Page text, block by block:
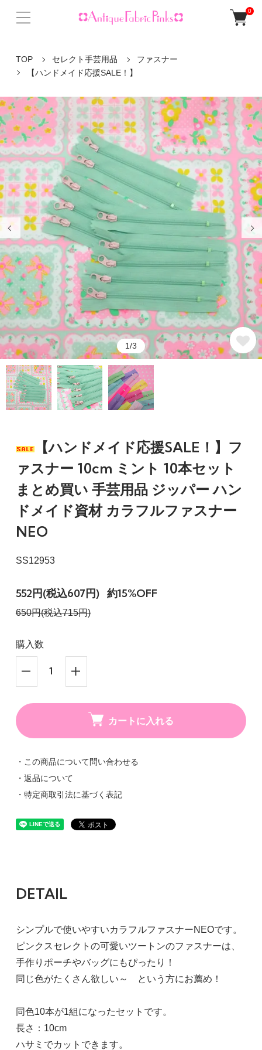
0
TOP セレクト手芸用品
ファスナー
【ハンドメイド応援SALE！】
1/3
【ハンドメイド応援SALE！】フ
ァスナー 10cm ミント 10本セット
まとめ買い 手芸用品 ジッパー ハン
ドメイド資材 カラフルファスナー
NEO
SS12953
552円(税込607円) 約15%OFF
650円(税込715円)
購入数
カートに入れる
・この商品について問い合わせる
・返品について
・特定商取引法に基づく表記
DETAIL
シンプルで使いやすいカラフルファスナーNEOです。
ピンクスセレクトの可愛いツートンのファスナーは、
手作りポーチやバッグにもぴったり！
同じ色がたくさん欲しい～ という方にお薦め！
同色10本が1組になったセットです。
長さ：10cm
ハサミでカットできます。